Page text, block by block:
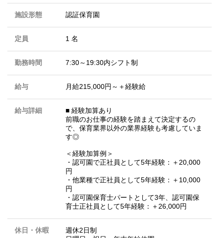
施設形態 認証保育園
定員 1 名
勤務時間 7:30～19:30内シフト制
給与 月給215,000円～＋経験給
給与詳細
■ 経験加算あり
前職のお仕事の経験を踏まえて決定するの
で、保育業界以外の業界経験も考慮していま
す◎
＜経験加算例＞
・認可園で正社員として5年経験：＋20,000
円
・他業種で正社員として5年経験：＋10,000
円
・認可園保育士パートとして3年、認可園保
育士正社員として5年経験：＋26,000円
休日・休暇
週休2日制